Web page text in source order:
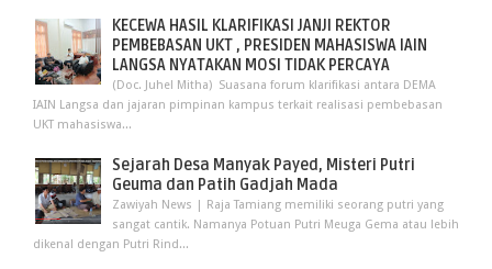
KECEWA HASIL KLARIFIKASI JANJI REKTOR
PEMBEBASAN UKT , PRESIDEN MAHASISWA IAIN
LANGSA NYATAKAN MOSI TIDAK PERCAYA
(Doc. Juhel Mitha) Suasana forum klarifikasi antara DEMA
IAIN Langsa dan jajaran pimpinan kampus terkait realisasi pembebasan
UKT mahasiswa...
Sejarah Desa Manyak Payed, Misteri Putri
Geuma dan Patih Gadjah Mada
Zawiyah News | Raja Tamiang memiliki seorang putri yang
sangat cantik. Namanya Potuan Putri Meuga Gema atau lebih
dikenal dengan Putri Rind...